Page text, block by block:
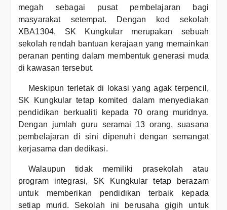
megah sebagai pusat pembelajaran bagi
masyarakat setempat. Dengan kod sekolah
XBA1304, SK Kungkular merupakan sebuah
sekolah rendah bantuan kerajaan yang memainkan
peranan penting dalam membentuk generasi muda
di kawasan tersebut.
Meskipun terletak di lokasi yang agak terpencil,
SK Kungkular tetap komited dalam menyediakan
pendidikan berkualiti kepada 70 orang muridnya.
Dengan jumlah guru seramai 13 orang, suasana
pembelajaran di sini dipenuhi dengan semangat
kerjasama dan dedikasi.
Walaupun tidak memiliki prasekolah atau
program integrasi, SK Kungkular tetap berazam
untuk memberikan pendidikan terbaik kepada
setiap murid. Sekolah ini berusaha gigih untuk